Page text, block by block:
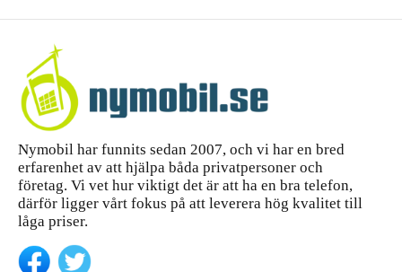
Nymobil har funnits sedan 2007, och vi har en bred
erfarenhet av att hjälpa båda privatpersoner och
företag. Vi vet hur viktigt det är att ha en bra telefon,
därför ligger vårt fokus på att leverera hög kvalitet till
låga priser.